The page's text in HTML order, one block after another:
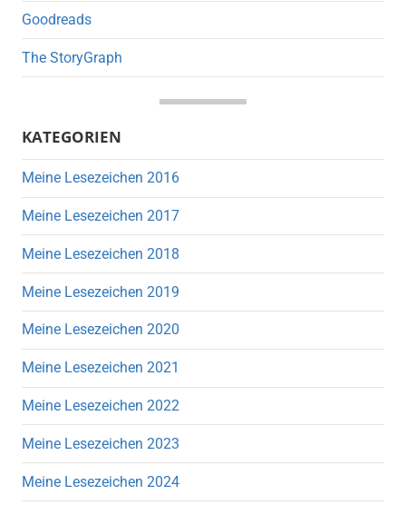
Goodreads
The StoryGraph
KATEGORIEN
Meine Lesezeichen 2016
Meine Lesezeichen 2017
Meine Lesezeichen 2018
Meine Lesezeichen 2019
Meine Lesezeichen 2020
Meine Lesezeichen 2021
Meine Lesezeichen 2022
Meine Lesezeichen 2023
Meine Lesezeichen 2024